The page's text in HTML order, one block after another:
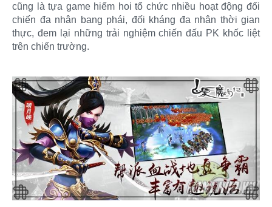
cũng là tựa game hiếm hoi tổ chức nhiều hoạt động đối
chiến đa nhân bang phái, đối kháng đa nhân thời gian
thực, đem lại những trải nghiệm chiến đấu PK khốc liệt
trên chiến trường.